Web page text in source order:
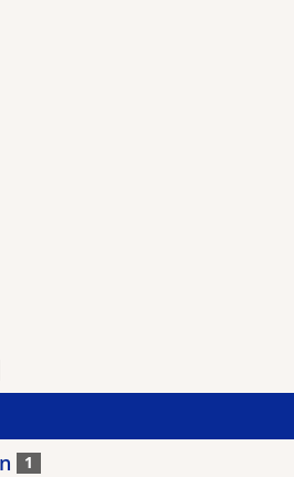
1